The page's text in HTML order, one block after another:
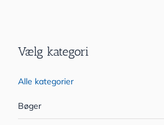
Vælg kategori
Alle kategorier
Bøger